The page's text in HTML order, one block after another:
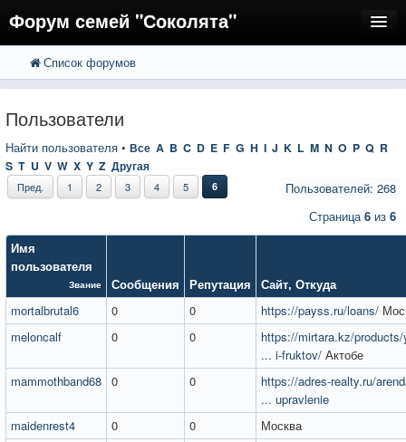
Форум семей "Соколята"
FAQ
Вход
Список форумов
Пользователи
Найти пользователя • Все A B C D E F G H I J K L M N O P Q R
S T U V W X Y Z Другая
Пользователей: 268
Пред. 1 2 3 4 5 6
Страница6 из 6
Имя
пользователя
Звание Сообщения Репутация Сайт, Откуда
mortalbrutal6
0 0 https://payss.ru/loans/
meloncalf
0 0
https://mirtara.kz/
... i-fruktov/ Актобе
mammothband68 0 0
https://adres-realty.ru/
... upravlenie
maidenrest4
0 0
Москва